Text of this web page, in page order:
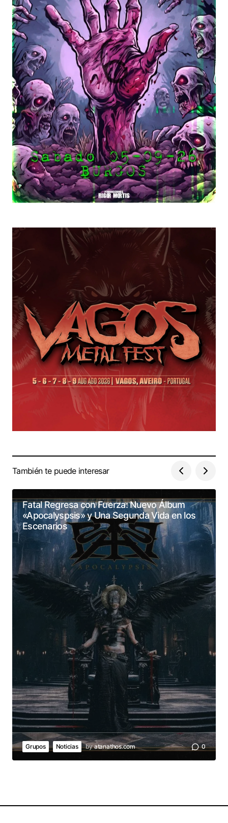
También te puede interesar
Fatal Regresa con Fuerza: Nuevo Álbum
«Apocalyspsis» y Una Segunda Vida en los
Escenarios
Grupos Noticias byatanathos.com 0